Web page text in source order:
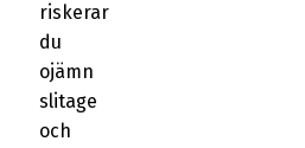
riskerar
du
ojämn
slitage
och